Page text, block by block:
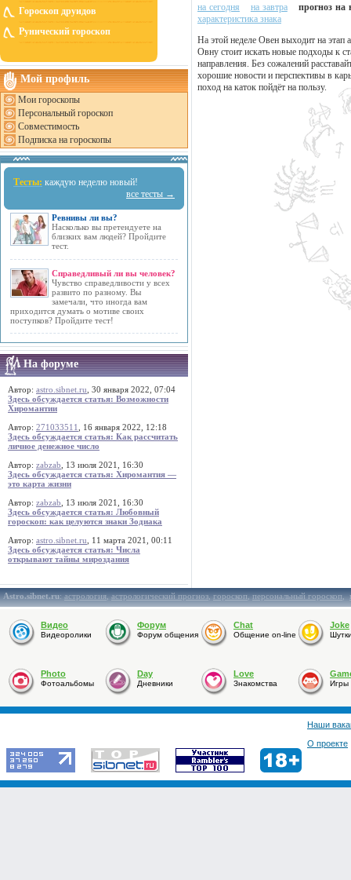
Гороскоп друидов
Рунический гороскоп
Мой профиль
Мои гороскопы
Персональный гороскоп
Совместимость
Подписка на гороскопы
Тесты: каждую неделю новый!
все тесты →
Ревнивы ли вы?
Насколько вы претендуете на
близких вам людей? Пройдите
тест.
Справедливый ли вы человек?
Чувство справедливости у всех
развито по разному. Вы
замечали, что иногда вам
приходится думать о мотиве своих
поступков? Пройдите тест!
На форуме
Автор: astro.sibnet.ru , 30 января 2022, 07:04
Здесь обсуждается статья: Возможности
Хиромантии
Автор: 271033511
, 16 января 2022, 12:18
Здесь обсуждается статья: Как рассчитать
личное денежное число
Автор: zabzab , 13 июля 2021, 16:30
Здесь обсуждается статья: Хиромантия —
это карта жизни
Автор: zabzab , 13 июля 2021, 16:30
Здесь обсуждается статья: Любовный
гороскоп: как целуются знаки Зодиака
Автор: astro.sibnet.ru , 11 марта 2021, 00:11
Здесь обсуждается статья: Числа
открывают тайны мироздания
на сегодня на завтра
прогноз на
характеристика знака
На этой неделе Овен выходит на этап
Овну стоит искать новые подходы к
направления. Без сожалений
хорошие новости и перспективы в
поход на каток пойдёт на пользу.
Astro.sibnet.ru:астрология,астрологический прогноз,гороскоп,персональный гороскоп,
Видео
Видеоролики
Форум
Форум общения
Chat
Общение on-line
Joke
Photo
Фотоальбомы
Day
Дневники
Love
Знакомства Игры
Наши
О проекте